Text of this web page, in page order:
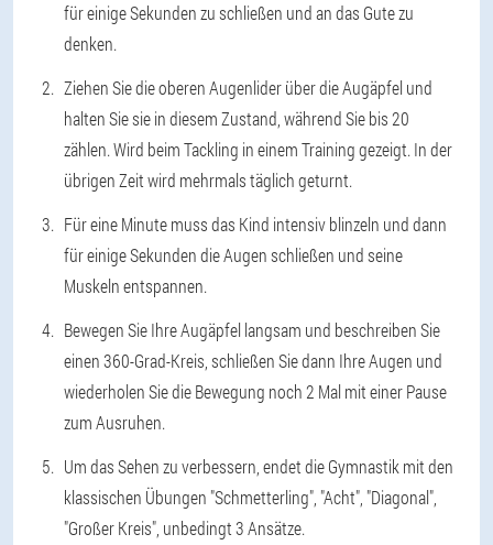
für einige Sekunden zu schließen und an das Gute zu
denken.
Ziehen Sie die oberen Augenlider über die Augäpfel und
halten Sie sie in diesem Zustand, während Sie bis 20
zählen. Wird beim Tackling in einem Training gezeigt. In der
übrigen Zeit wird mehrmals täglich geturnt.
Für eine Minute muss das Kind intensiv blinzeln und dann
für einige Sekunden die Augen schließen und seine
Muskeln entspannen.
Bewegen Sie Ihre Augäpfel langsam und beschreiben Sie
einen 360-Grad-Kreis, schließen Sie dann Ihre Augen und
wiederholen Sie die Bewegung noch 2 Mal mit einer Pause
zum Ausruhen.
Um das Sehen zu verbessern, endet die Gymnastik mit den
klassischen Übungen "Schmetterling", "Acht", "Diagonal",
"Großer Kreis", unbedingt 3 Ansätze.